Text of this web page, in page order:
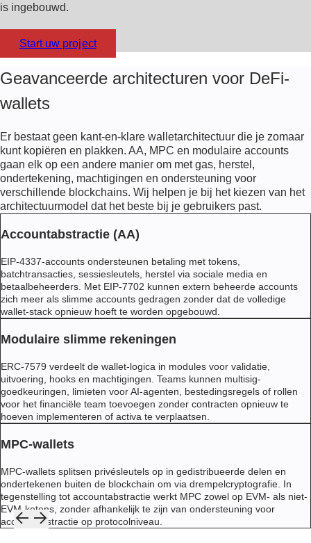
is ingebouwd.
Start uw project
Geavanceerde architecturen voor DeFi-
wallets
Er bestaat geen kant-en-klare walletarchitectuur die je zomaar
kunt kopiëren en plakken. AA, MPC en modulaire accounts
gaan elk op een andere manier om met gas, herstel,
ondertekening, machtigingen en ondersteuning voor
verschillende blockchains. Wij helpen je bij het kiezen van het
architectuurmodel dat het beste bij je gebruikers past.
Accountabstractie (AA)
EIP-4337-accounts ondersteunen betaling met tokens,
batchtransacties, sessiesleutels, herstel via sociale media en
betaalbeheerders. Met EIP-7702 kunnen extern beheerde accounts
zich meer als slimme accounts gedragen zonder dat de volledige
wallet-stack opnieuw hoeft te worden opgebouwd.
Modulaire slimme rekeningen
ERC-7579 verdeelt de wallet-logica in modules voor validatie,
uitvoering, hooks en machtigingen. Teams kunnen multisig-
goedkeuringen, limieten voor AI-agenten, bestedingsregels of rollen
voor het financiële team toevoegen zonder contracten opnieuw te
hoeven implementeren of activa te verplaatsen.
MPC-wallets
MPC-wallets splitsen privésleutels op in gedistribueerde delen en
ondertekenen buiten de blockchain om via drempelcryptografie. In
tegenstelling tot accountabstractie werkt MPC zowel op EVM- als niet-
EVM-ketens, zonder afhankelijk te zijn van ondersteuning voor
accountabstractie op protocolniveau.